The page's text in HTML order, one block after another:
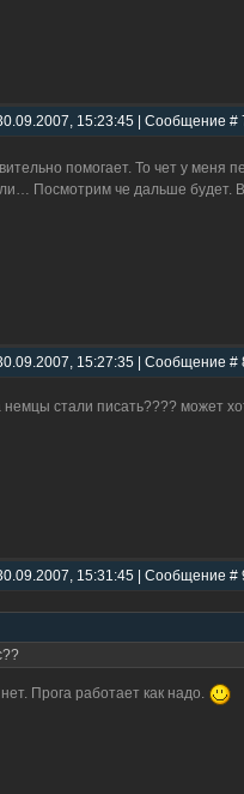
15:23:45 | Сообщение #
помогает. То чет у меня
Посмотрим че дальше будет.
15:27:35 | Сообщение #
немцы стали писать???? может
15:31:45 | Сообщение #
Прога работает как надо.